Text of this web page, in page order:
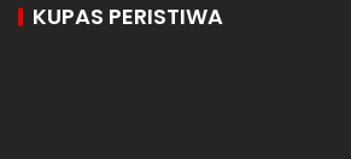
KUPAS PERISTIWA